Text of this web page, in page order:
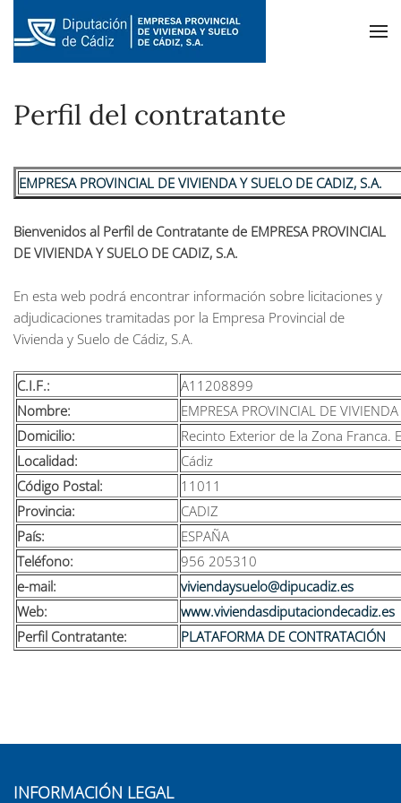
Skip to main content
Perfil del contratante
EMPRESA PROVINCIAL DE VIVIENDA Y SUELO DE CADIZ, S.A.
Bienvenidos al Perfil de Contratante de EMPRESA PROVINCIAL
DE VIVIENDA Y SUELO DE CADIZ, S.A.
En esta web podrá encontrar información sobre licitaciones y
adjudicaciones tramitadas por la Empresa Provincial de
Vivienda y Suelo de Cádiz, S.A.
C.I.F.:
A11208899
Nombre:
EMPRESA PROVINCIAL DE
Domicilio:
Recinto Exterior de la Zona Franca.
Localidad:
Cádiz
Código Postal:
11011
Provincia:
CADIZ
País:
ESPAÑA
Teléfono:
956 205310
e-mail:
viviendaysuelo@dipucadiz.es
Web:
www.viviendasdiputaciondecadiz.es
Perfil Contratante:
PLATAFORMA DE CONTRATACIÓN
INFORMACIÓN LEGAL